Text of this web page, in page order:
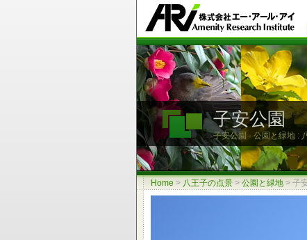
子安公園
子安公園 - 公園と緑地 :
Home > 八王子の点景 > 公園と緑地 > 子